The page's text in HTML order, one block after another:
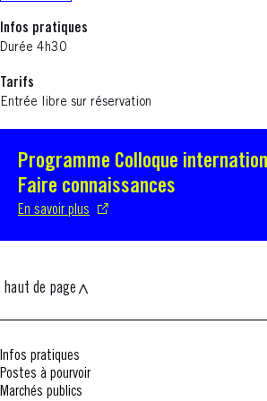
Infos pratiques
Durée 4h30
Tarifs
Entrée libre sur réservation
Programme Colloque
Faire connaissances
En savoir plus
S'ouvre dans une nouvelle fenêtre
haut de page
Infos pratiques
Postes à pourvoir
Marchés publics